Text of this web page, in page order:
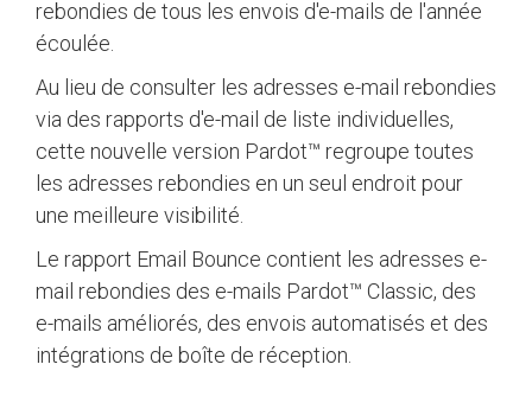
rebondies de tous les envois d'e-mails de l'année
écoulée.
Au lieu de consulter les adresses e-mail rebondies
via des rapports d'e-mail de liste individuelles,
cette nouvelle version Pardot™ regroupe toutes
les adresses rebondies en un seul endroit pour
une meilleure visibilité.
Le rapport Email Bounce contient les adresses e-
mail rebondies des e-mails Pardot™ Classic, des
e-mails améliorés, des envois automatisés et des
intégrations de boîte de réception.